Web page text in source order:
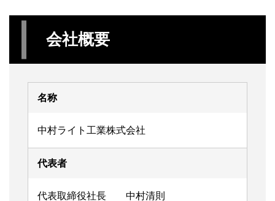
会社概要
名称
中村ライト工業株式会社
代表者
代表取締役社長 中村清則